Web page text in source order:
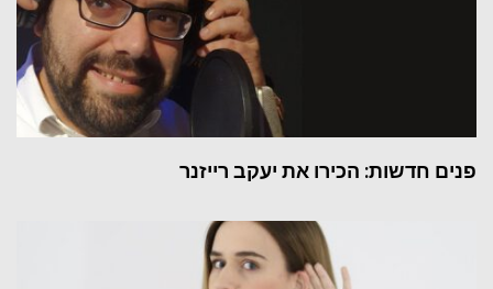
פנים חדשות: הכירו את יעקב רייזנר